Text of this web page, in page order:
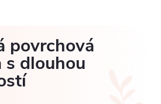
povrchová
s dlouhou